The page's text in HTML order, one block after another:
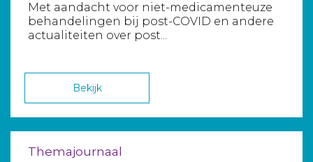
Met aandacht voor niet-medicamenteuze
behandelingen bij post-COVID en andere
actualiteiten over post...
Bekijk
Themajournaal